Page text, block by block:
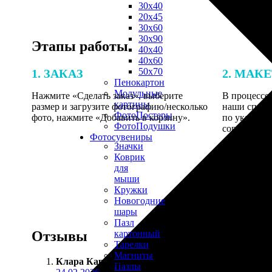
30х40
20х45
30х60
30х90
40х40
40х60
50х70
Пенокартон
Модульные
картины
ФотоПостеры
ФотоПодушки
Фотоcувениры
Значки
Коврик
для
мыши
Кружки
Новогодние
шары
Пазл
картонный
Тарелки
Магниты
Пазлы
Этапы работы
1. ЗАКАЗ
Нажмите «Сделать заказ», выберите
размер и загрузите фотографию/несколько
фото, нажмите «Добавить в корзину».
2.
В процессе
наши
по
Отзывы
Клара Карасёва :